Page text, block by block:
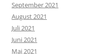
September 2021
August 2021
Juli 2021
Juni 2021
Mai 2021